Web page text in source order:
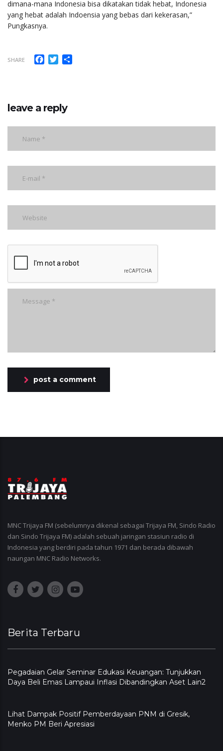
dimana-mana Indonesia bisa dikatakan tidak hebat, Indonesia
yang hebat adalah Indoensia yang bebas dari kekerasan,”
Pungkasnya.
SHARE Facebook
Twitter
leave a reply
post a comment
MNC Trijaya FM (sebelumnya dikenal sebagai Trijaya FM, Sindo Radio
dan Sindo Trijaya FM) adalah sebuah jaringan stasiun radio di
Indonesia yang berdiri pada tahun 1971 dan berada dibawah
naungan MNC Radio Networks.
Berita Terbaru
Pegadaian Gelar Seminar Edukasi Keuangan: Tunjukkan
Daya Beli Emas Lampaui Inflasi Dibandingkan Aset Lain2
Lihat Dampak Positif Pemberdayaan PNM di Gresik,
Menko PM Beri Apresiasi